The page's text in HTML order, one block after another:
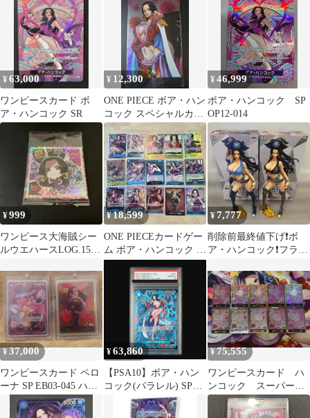
¥63,000
ワンピースカード ボ
ア・ハンコック SR
¥ 12,300
ONE PIECE ボア・ハン
コック スペシャルカー
ド No.22
¥46,999
ボア・ハンコック SP
OP12-014
¥999
ワンピース大海賊シー
ルウエハースLOG.15
SW15-29
¥18,599
ONE PIECEカードゲー
ム ボア・ハンコック ま
とめ売り
¥7,777
削除前最終値下げ❗ボ
ア・ハンコック❗フラッ
フィギュアセット❗
¥37,000
ワンピースカード ペロ
ーナ SP EB03-045 ハン
コック SP ドン!!
¥63,860
【PSA10】ボア・ハン
コック(パラレル) SP
OP07-051 1枚
¥75,555
ワンピースカード ハ
ンコック スーパーパ
ラレルドンカード
prb02 金ドン